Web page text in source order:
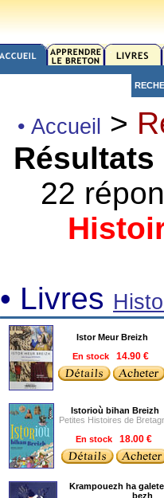
• Accueil >
22
• Livres
Istor Meur Breizh
En stock
14.90 €
Istorioù bihan Breizh
Petites Histoires de
En stock
18.00 €
Krampouezh ha
bezh